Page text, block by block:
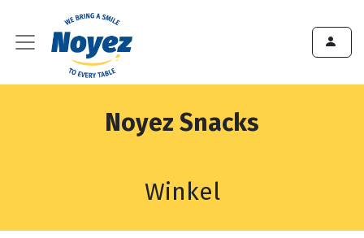
Noyez Snacks
Winkel